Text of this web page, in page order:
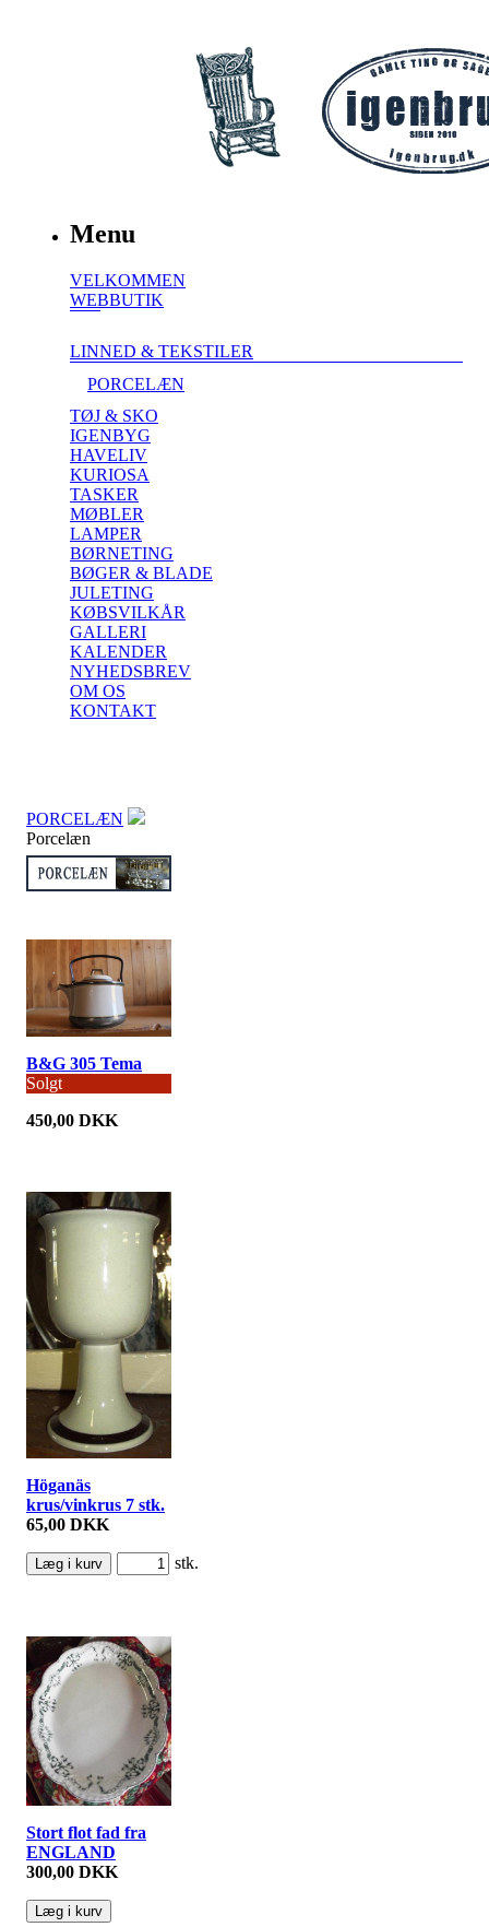
Menu
VELKOMMEN
WEBBUTIK
LINNED & TEKSTILER
PORCELÆN
TØJ & SKO
IGENBYG
HAVELIV
KURIOSA
TASKER
MØBLER
LAMPER
BØRNETING
BØGER & BLADE
JULETING
KØBSVILKÅR
GALLERI
KALENDER
NYHEDSBREV
OM OS
KONTAKT
PORCELÆN
Porcelæn
B&G 305 Tema
Solgt
450,00 DKK
Höganäs
krus/vinkrus 7 stk.
65,00 DKK
stk.
Stort flot fad fra
ENGLAND
300,00 DKK